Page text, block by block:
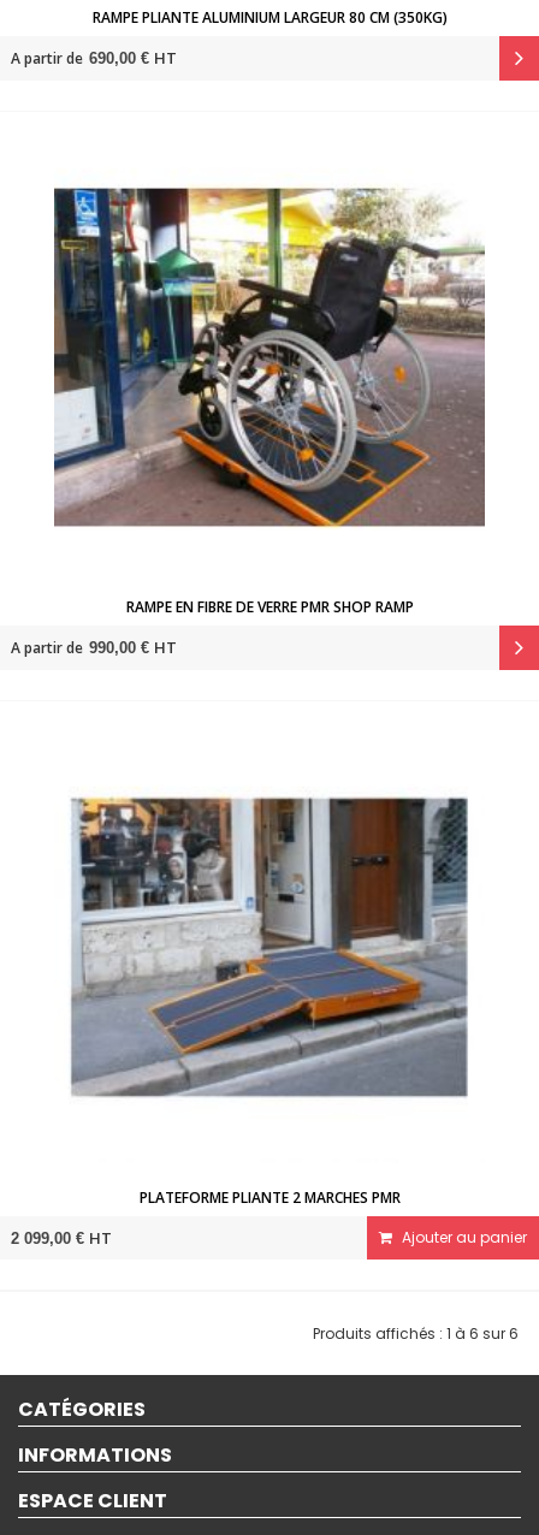
RAMPE PLIANTE ALUMINIUM LARGEUR 80 CM (350KG)
A partir de 690,00 € HT
RAMPE EN FIBRE DE VERRE PMR SHOP RAMP
A partir de 990,00 € HT
PLATEFORME PLIANTE 2 MARCHES PMR
2 099,00 € HT Ajouter au panier
Produits affichés : 1 à 6 sur 6
CATÉGORIES
INFORMATIONS
ESPACE CLIENT